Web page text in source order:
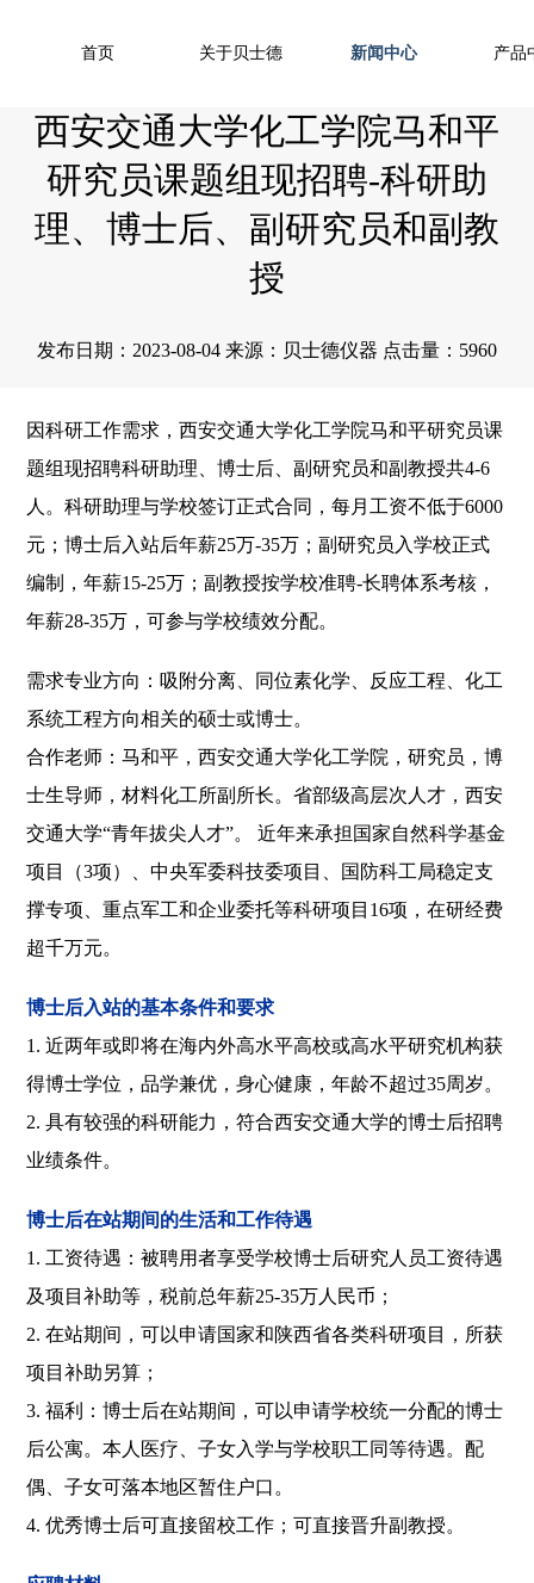
首页 关于贝士德 新闻中心 产品
西安交通大学化工学院马和平
研究员课题组现招聘-科研助
理、博士后、副研究员和副教
授
发布日期：2023-08-04 来源：贝士德仪器 点击量：5960
因科研工作需求，西安交通大学化工学院马和平研究员课
题组现招聘科研助理、博士后、副研究员和副教授共4-6
人。科研助理与学校签订正式合同，每月工资不低于6000
元；博士后入站后年薪25万-35万；副研究员入学校正式
编制，年薪15-25万；副教授按学校准聘-长聘体系考核，
年薪28-35万，可参与学校绩效分配。
需求专业方向：吸附分离、同位素化学、反应工程、化工
系统工程方向相关的硕士或博士。
合作老师：马和平，西安交通大学化工学院，研究员，博
士生导师，材料化工所副所长。省部级高层次人才，西安
交通大学“青年拔尖人才”。 近年来承担国家自然科学基金
项目（3项）、中央军委科技委项目、国防科工局稳定支
撑专项、重点军工和企业委托等科研项目16项，在研经费
超千万元。
博士后入站的基本条件和要求
1. 近两年或即将在海内外高水平高校或高水平研究机构获
得博士学位，品学兼优，身心健康，年龄不超过35周岁。
2. 具有较强的科研能力，符合西安交通大学的博士后招聘
业绩条件。
博士后在站期间的生活和工作待遇
1. 工资待遇：被聘用者享受学校博士后研究人员工资待遇
及项目补助等，税前总年薪25-35万人民币；
2. 在站期间，可以申请国家和陕西省各类科研项目，所获
项目补助另算；
3. 福利：博士后在站期间，可以申请学校统一分配的博士
后公寓。本人医疗、子女入学与学校职工同等待遇。配
偶、子女可落本地区暂住户口。
4. 优秀博士后可直接留校工作；可直接晋升副教授。